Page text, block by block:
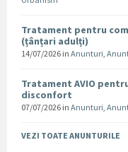
Tratament pentru
(țânțari adulți)
14/07/2026 in Anunturi,
Tratament AVIO
disconfort
07/07/2026 in Anunturi,
VEZI TOATE ANUNTURILE